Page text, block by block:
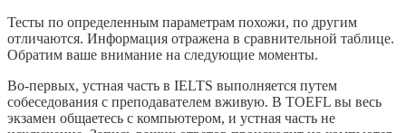
Тесты по определенным параметрам похожи, по другим
отличаются. Информация отражена в сравнительной таблице.
Обратим ваше внимание на следующие моменты.
Во-первых, устная часть в IELTS выполняется путем
собеседования с преподавателем вживую. В TOEFL вы весь
экзамен общаетесь с компьютером, и устная часть не